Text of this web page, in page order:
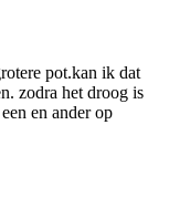
pot.kan ik dat
zodra het droog is
en ander op